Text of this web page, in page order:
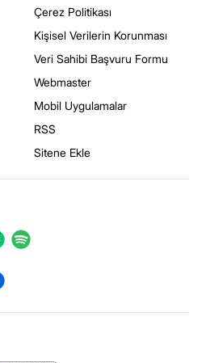
Çerez Politikası
Kişisel Verilerin Korunması
Veri Sahibi Başvuru Formu
Webmaster
Mobil Uygulamalar
RSS
Sitene Ekle